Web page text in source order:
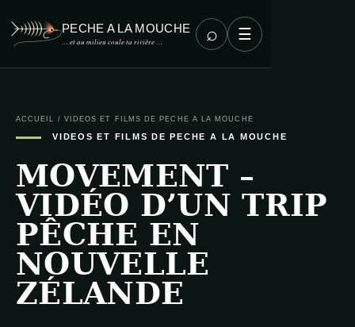
PECHE A LA MOUCHE
… et au milieu coule ta rivière … ⌕ ☰
ACCUEIL / VIDEOS ET FILMS DE PECHE A LA MOUCHE
VIDEOS ET FILMS DE PECHE A LA MOUCHE
MOVEMENT –
VIDÉO D’UN TRIP
PÊCHE EN
NOUVELLE
ZÉLANDE